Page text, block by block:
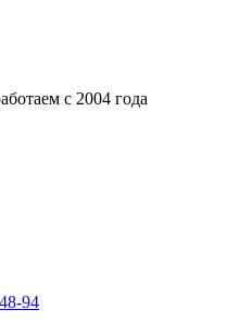
с 2004 года
94